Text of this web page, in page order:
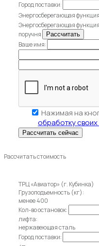
Город поставки:
Энергосберегающая
Энергосберегающая
поручня
Ваше имя:
Нажимая на
обработку
Рассчитать стоимость
ТРЦ «Авиатор» (г. Кубинка)
Грузоподъемность (кг):
менее 400
Кол-во остановок:
лифта:
нержавеющая сталь
Город поставки: